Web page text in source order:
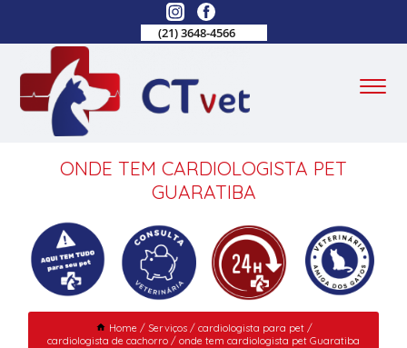
(21) 3648-4566
ONDE TEM CARDIOLOGISTA PET
GUARATIBA
Home Serviços
cardiologista para pet
cardiologista de cachorro
onde tem cardiologista pet Guaratiba